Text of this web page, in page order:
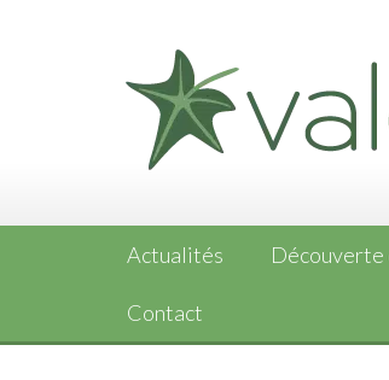
Actualités Découverte
Contact